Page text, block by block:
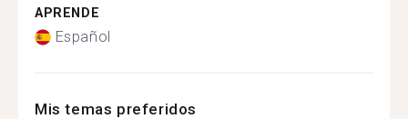
APRENDE
Español
Mis temas preferidos